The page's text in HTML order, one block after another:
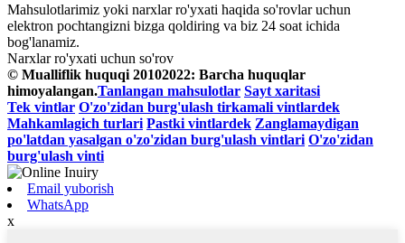
Mahsulotlarimiz yoki narxlar ro'yxati haqida so'rovlar uchun
elektron pochtangizni bizga qoldiring va biz 24 soat ichida
bog'lanamiz.
Narxlar ro'yxati uchun so'rov
© Mualliflik huquqi 20102022: Barcha huquqlar
himoyalangan.Tanlangan mahsulotlar Sayt xaritasi
Tek vintlar O'zo'zidan burg'ulash tirkamali vintlardek
Mahkamlagich turlari Pastki vintlardek Zanglamaydigan
po'latdan yasalgan o'zo'zidan burg'ulash vintlari O'zo'zidan
burg'ulash vinti
Email yuborish
WhatsApp
x